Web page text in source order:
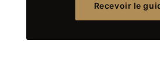
Recevoir le